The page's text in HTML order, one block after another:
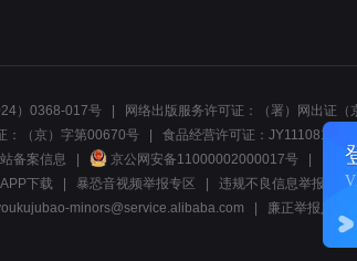
）0368-017号
网络出版服务许可证：（署）网出证（
：（京）字第00670号
食品经营许可证：
备案信息 京公网安备11000002000017号
网络
下载 暴恐音视频举报专区
违规不良信息举报:电
minors@service.alibaba.com 廉正举报入口